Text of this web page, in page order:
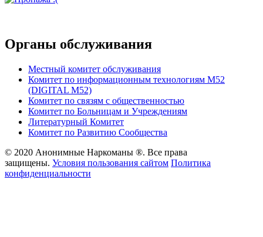
Органы обслуживания
Местный комитет обслуживания
Комитет по информационным технологиям М52
(DIGITAL M52)
Комитет по связям с общественностью
Комитет по Больницам и Учреждениям
Литературный Комитет
Комитет по Развитию Сообщества
© 2020 Анонимные Наркоманы ®. Все права
защищены. Условия пользования сайтом Политика
конфиденциальности